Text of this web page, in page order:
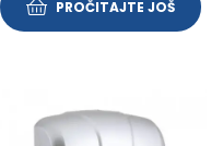
PROČITAJTE JOŠ